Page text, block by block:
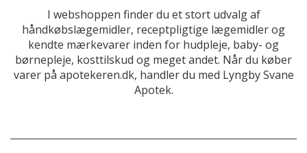
I webshoppen finder du et stort udvalg af
håndkøbslægemidler, receptpligtige lægemidler og
kendte mærkevarer inden for hudpleje, baby- og
børnepleje, kosttilskud og meget andet. Når du køber
varer på apotekeren.dk, handler du med Lyngby Svane
Apotek.